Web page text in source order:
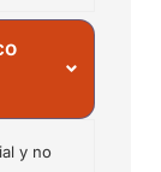
y no